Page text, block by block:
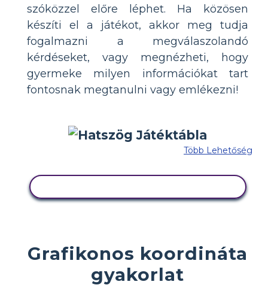
szóközzel előre léphet. Ha közösen
készíti el a játékot, akkor meg tudja
fogalmazni a megválaszolandó
kérdéseket, vagy megnézheti, hogy
gyermeke milyen információkat tart
fontosnak megtanulni vagy emlékezni!
Több Lehetőség
Grafikonos koordináta
gyakorlat